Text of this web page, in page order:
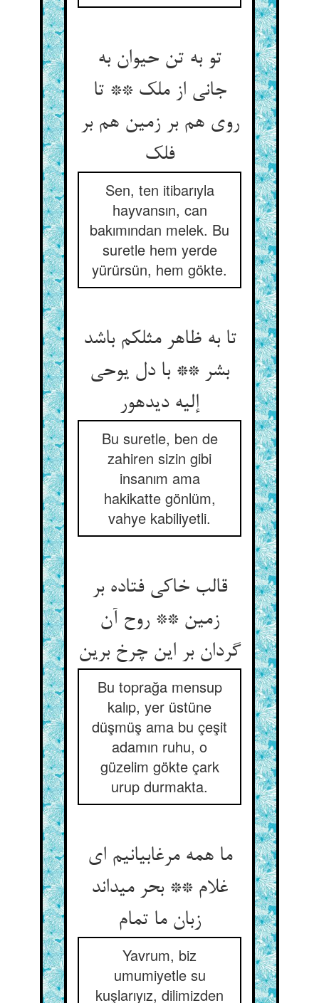
تو به تن حیوان به
جانی از ملک ** تا
روی هم بر زمین هم بر
فلک‏
Sen, ten itibarıyla
hayvansın, can
bakımından melek. Bu
suretle hem yerde
yürürsün, hem gökte.
تا به ظاهر مثلکم باشد
بشر ** با دل یوحی
إلیه دیده‏ور
Bu suretle, ben de
zahiren sizin gibi
insanım ama
hakikatte gönlüm,
vahye kabiliyetli.
قالب خاکی فتاده بر
زمین ** روح آن
گردان بر این چرخ برین‏
Bu toprağa mensup
kalıp, yer üstüne
düşmüş ama bu çeşit
adamın ruhu, o
güzelim gökte çark
urup durmakta.
ما همه مرغابیانیم ای
غلام ** بحر می‏داند
زبان ما تمام‏
Yavrum, biz
umumiyetle su
kuşlarıyız, dilimizden